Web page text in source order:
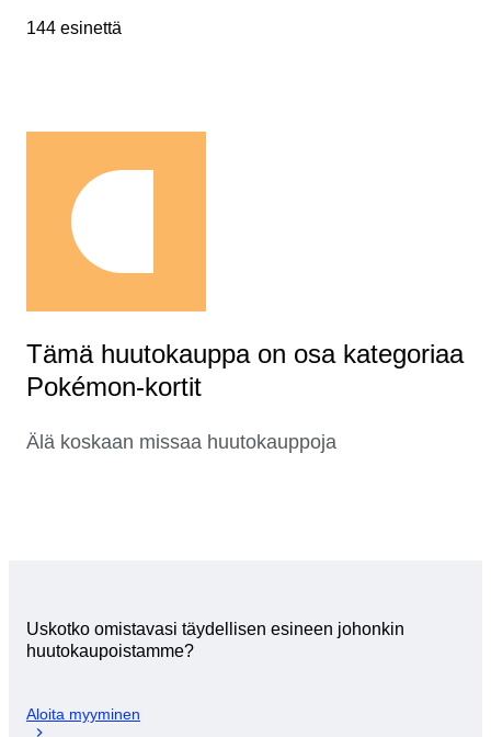
144 esinettä
Tämä huutokauppa on osa kategoriaa
Pokémon-kortit
Älä koskaan missaa huutokauppoja
Uskotko omistavasi täydellisen esineen johonkin
huutokaupoistamme?
Aloita myyminen